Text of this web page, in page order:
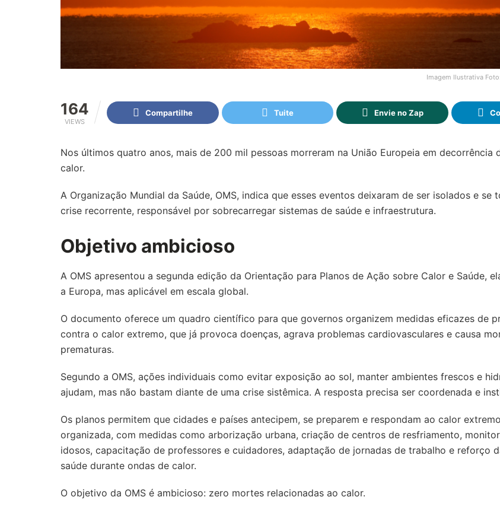
Imagem Ilustrativa
164
VIEWS
Compartilhe Tuite Envie no Zap
Nos últimos quatro anos, mais de 200 mil pessoas morreram na União Europeia em decorrência
calor.
A Organização Mundial da Saúde, OMS, indica que esses eventos deixaram de ser isolados e se
crise recorrente, responsável por sobrecarregar sistemas de saúde e infraestrutura.
Objetivo ambicioso
A OMS apresentou a segunda edição da Orientação para Planos de Ação sobre Calor e Saúde,
a Europa, mas aplicável em escala global.
O documento oferece um quadro científico para que governos organizem medidas eficazes de
contra o calor extremo, que já provoca doenças, agrava problemas cardiovasculares e causa
prematuras.
Segundo a OMS, ações individuais como evitar exposição ao sol, manter ambientes frescos e
ajudam, mas não bastam diante de uma crise sistêmica. A resposta precisa ser coordenada e
Os planos permitem que cidades e países antecipem, se preparem e respondam ao calor
organizada, com medidas como arborização urbana, criação de centros de resfriamento,
idosos, capacitação de professores e cuidadores, adaptação de jornadas de trabalho e reforço
saúde durante ondas de calor.
O objetivo da OMS é ambicioso: zero mortes relacionadas ao calor.